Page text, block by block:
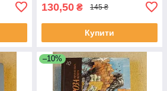
130,50 ₴ 145 ₴
Купити
–10%